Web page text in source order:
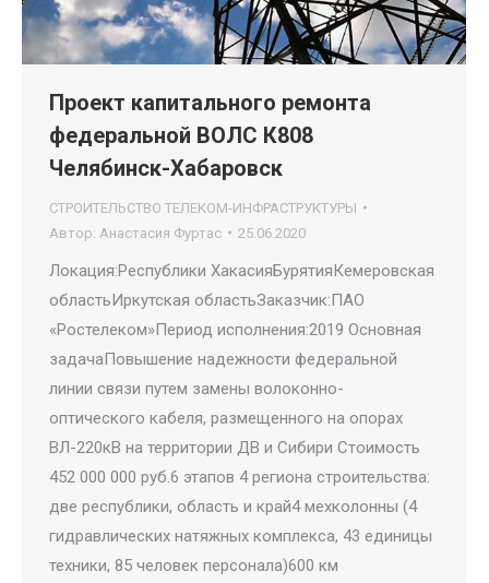
Проект капитального ремонта
федеральной ВОЛС К808
Челябинск-Хабаровск
СТРОИТЕЛЬСТВО ТЕЛЕКОМ-ИНФРАСТРУКТУРЫ
Автор: Анастасия Фуртас 25.06.2020
Локация:Республики ХакасияБурятияКемеровская
областьИркутская областьЗаказчик:ПАО
«Ростелеком»Период исполнения:2019 Основная
задачаПовышение надежности федеральной
линии связи путем замены волоконно-
оптического кабеля, размещенного на опорах
ВЛ-220кВ на территории ДВ и Сибири Стоимость
452 000 000 руб.6 этапов 4 региона строительства:
две республики, область и край4 мехколонны (4
гидравлических натяжных комплекса, 43 единицы
техники, 85 человек персонала)600 км